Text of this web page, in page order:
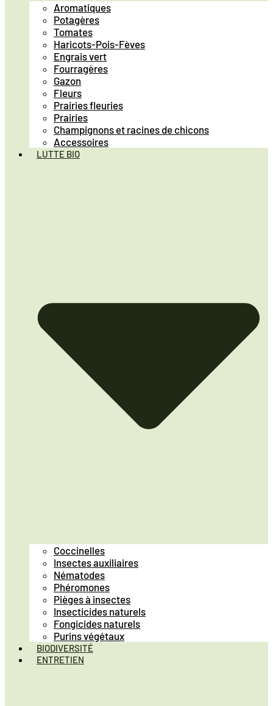
Aromatiques
Potagères
Tomates
Haricots-Pois-Fèves
Engrais vert
Fourragères
Gazon
Fleurs
Prairies fleuries
Prairies
Champignons et racines de chicons
Accessoires
LUTTE BIO
Coccinelles
Insectes auxiliaires
Nématodes
Phéromones
Pièges à insectes
Insecticides naturels
Fongicides naturels
Purins végétaux
BIODIVERSITÉ
ENTRETIEN